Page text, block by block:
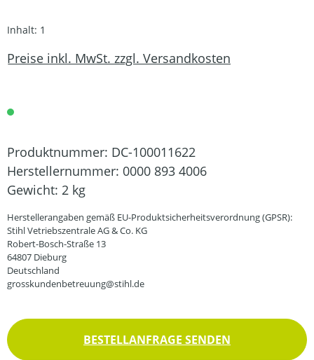
Inhalt: 1
Preise inkl. MwSt. zzgl. Versandkosten
Produktnummer: DC-100011622
Herstellernummer: 0000 893 4006
Gewicht: 2 kg
Herstellerangaben gemäß EU-Produktsicherheitsverordnung (GPSR):
Stihl Vetriebszentrale AG & Co. KG
Robert-Bosch-Straße 13
64807 Dieburg
Deutschland
grosskundenbetreuung@stihl.de
BESTELLANFRAGE SENDEN